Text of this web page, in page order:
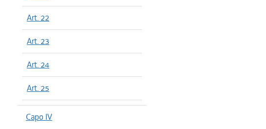
Art. 22
Art. 23
Art. 24
Art. 25
Capo IV